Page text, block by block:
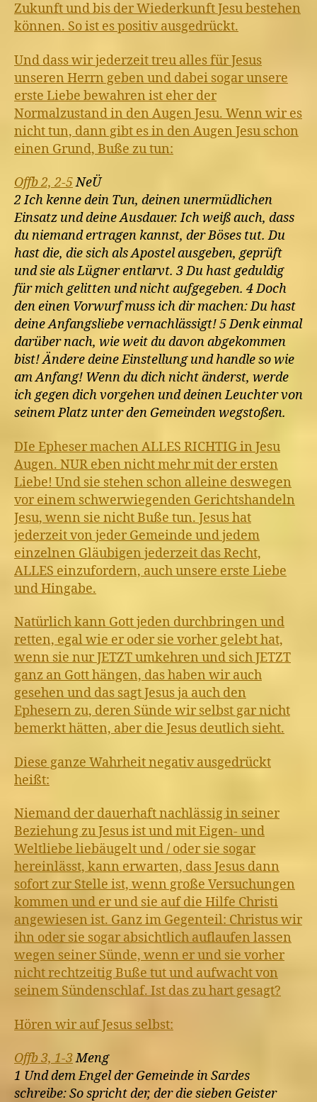
Zukunft und bis der Wiederkunft Jesu bestehen
können. So ist es positiv ausgedrückt.
Und dass wir jederzeit treu alles für Jesus
unseren Herrn geben und dabei sogar unsere
erste Liebe bewahren ist eher der
Normalzustand in den Augen Jesu. Wenn wir es
nicht tun, dann gibt es in den Augen Jesu schon
einen Grund, Buße zu tun:
Offb 2, 2-5NeÜ
2 Ich kenne dein Tun, deinen unermüdlichen
Einsatz und deine Ausdauer. Ich weiß auch, dass
du niemand ertragen kannst, der Böses tut. Du
hast die, die sich als Apostel ausgeben, geprüft
und sie als Lügner entlarvt. 3 Du hast geduldig
für mich gelitten und nicht aufgegeben. 4 Doch
den einen Vorwurf muss ich dir machen: Du hast
deine Anfangsliebe vernachlässigt! 5 Denk einmal
darüber nach, wie weit du davon abgekommen
bist! Ändere deine Einstellung und handle so wie
am Anfang! Wenn du dich nicht änderst, werde
ich gegen dich vorgehen und deinen Leuchter von
seinem Platz unter den Gemeinden wegstoßen.
DIe Epheser machen ALLES RICHTIG in Jesu
Augen. NUR eben nicht mehr mit der ersten
Liebe! Und sie stehen schon alleine deswegen
vor einem schwerwiegenden Gerichtshandeln
Jesu, wenn sie nicht Buße tun. Jesus hat
jederzeit von jeder Gemeinde und jedem
einzelnen Gläubigen jederzeit das Recht,
ALLES einzufordern, auch unsere erste Liebe
und Hingabe.
Natürlich kann Gott jeden durchbringen und
retten, egal wie er oder sie vorher gelebt hat,
wenn sie nur JETZT umkehren und sich JETZT
ganz an Gott hängen, das haben wir auch
gesehen und das sagt Jesus ja auch den
Ephesern zu, deren Sünde wir selbst gar nicht
bemerkt hätten, aber die Jesus deutlich sieht.
Diese ganze Wahrheit negativ ausgedrückt
heißt:
Niemand der dauerhaft nachlässig in seiner
Beziehung zu Jesus ist und mit Eigen- und
Weltliebe liebäugelt und / oder sie sogar
hereinlässt, kann erwarten, dass Jesus dann
sofort zur Stelle ist, wenn große Versuchungen
kommen und er und sie auf die Hilfe Christi
angewiesen ist. Ganz im Gegenteil: Christus wir
ihn oder sie sogar absichtlich auflaufen lassen
wegen seiner Sünde, wenn er und sie vorher
nicht rechtzeitig Buße tut und aufwacht von
seinem Sündenschlaf. Ist das zu hart gesagt?
Hören wir auf Jesus selbst:
Offb 3, 1-3Meng
1 Und dem Engel der Gemeinde in Sardes
schreibe: So spricht der, der die sieben Geister